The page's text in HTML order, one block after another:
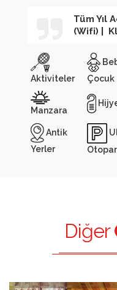
Tüm Yıl
(Wifi) |
Aktiviteler
Çocuk
Manzara
Antik
Yerler
Diğer